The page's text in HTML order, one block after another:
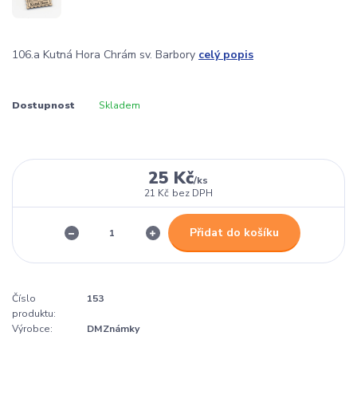
106.a Kutná Hora Chrám sv. Barbory celý popis
Dostupnost Skladem
25 Kč/ks
21 Kč bez DPH
Přidat do košíku
Číslo
produktu:
153
Výrobce: DMZnámky